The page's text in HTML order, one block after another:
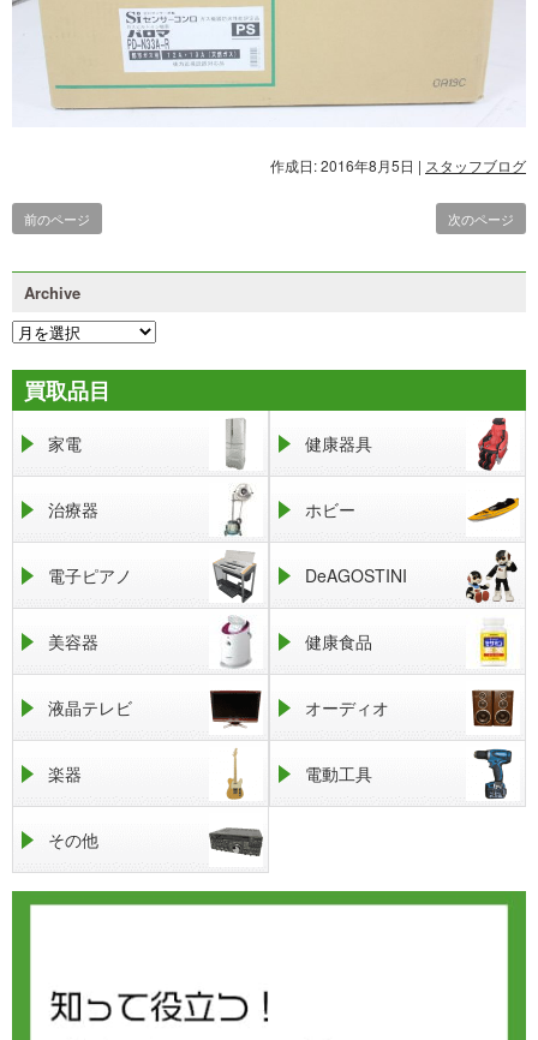
作成日: 2016年8月5日 | スタッフブログ
前のページ 次のページ
Archive
買取品目
家電 健康器具
治療器 ホビー
電子ピアノ DeAGOSTINI
美容器 健康食品
液晶テレビ オーディオ
楽器 電動工具
その他